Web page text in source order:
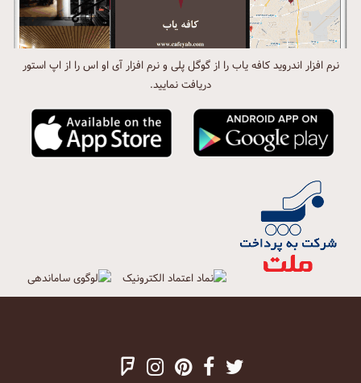
نرم افزار اندروید کافه یاب را از گوگل پلی و نرم افزار آی او اس را از اپ استور
دریافت نمایید.